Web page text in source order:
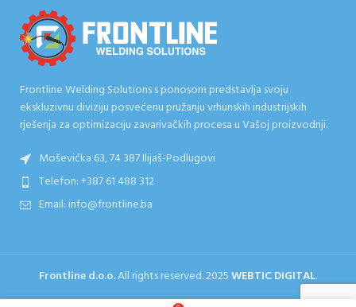
Frontline Welding Solutions s ponosom predstavlja svoju
ekskluzivnu diviziju posvećenu pružanju vrhunskih industrijskih
rješenja za optimizaciju zavarivačkih procesa u Vašoj proizvodnji.
Moševićka 63, 74 387 Ilijaš-Podlugovi
Telefon: +387 61 488 312
Email: info@frontline.ba
Frontline d.o.o.All rights reserved.2025WEBTIC DIGITAL.